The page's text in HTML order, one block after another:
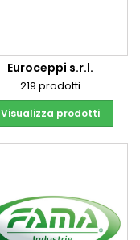
Euroceppi s.r.l.
219 prodotti
Visualizza prodotti